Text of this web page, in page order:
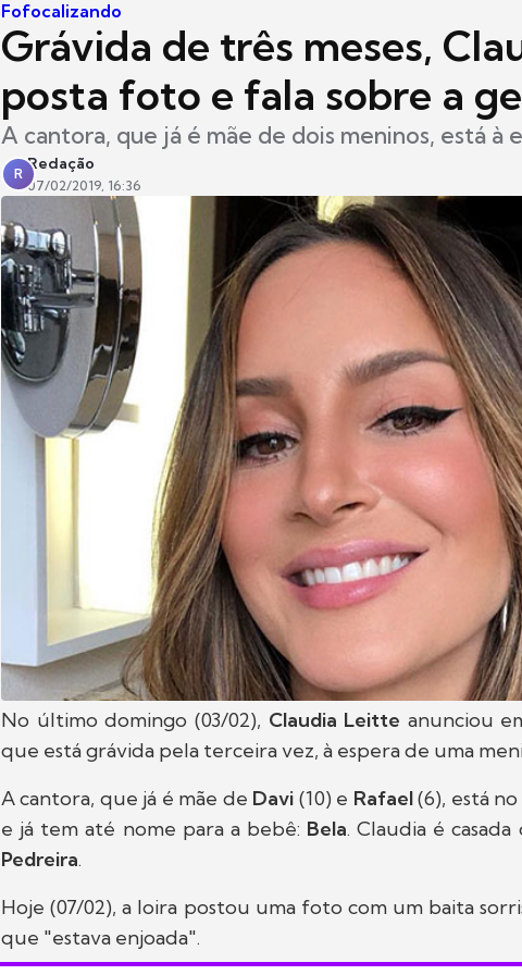
Fofocalizando
Grávida de três meses,
posta foto e fala sobre a
A cantora, que já é mãe de dois meninos, está à
R
Redação
07/02/2019, 16:36
No último domingo (03/02), Claudia Leitte anunciou
que está grávida pela terceira vez, à espera de uma
A cantora, que já é mãe de Davi (10) e Rafael(6), está
e já tem até nome para a bebê: Bela. Claudia é
Pedreira.
Hoje (07/02), a loira postou uma foto com um baita
que "estava enjoada".